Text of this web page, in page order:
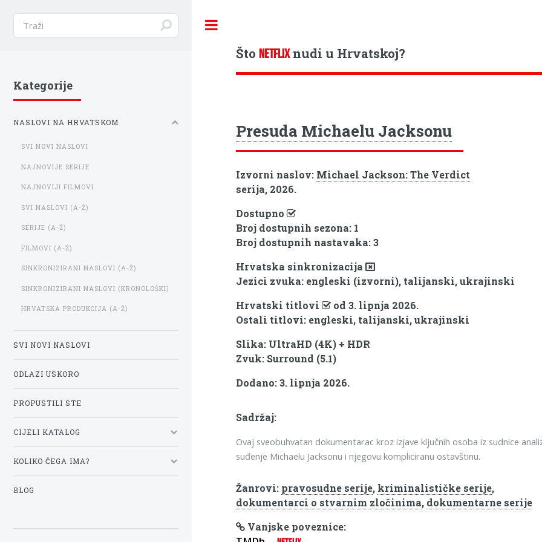
ŠtoNETFLIXnudi u Hrvatskoj?
Presuda Michaelu Jacksonu
Izvorni naslov: Michael Jackson: The Verdict
serija, 2026.
Dostupno
Broj dostupnih sezona: 1
Broj dostupnih nastavaka: 3
Hrvatska sinkronizacija
Jezici zvuka: engleski (izvorni), talijanski, ukrajinski
Hrvatski titlovi
od 3. lipnja 2026.
Ostali titlovi: engleski, talijanski, ukrajinski
Slika: UltraHD (4K) + HDR
Zvuk: Surround (5.1)
Dodano: 3. lipnja 2026.
Sadržaj:
Ovaj sveobuhvatan dokumentarac kroz izjave ključnih osoba iz sudnice
suđenje Michaelu Jacksonu i njegovu kompliciranu ostavštinu.
Žanrovi: pravosudne serije, kriminalističke serije,
dokumentarci o stvarnim zločinima, dokumentarne serije
Vanjske poveznice:
Kategorije
NASLOVI NA HRVATSKOM
SVI NOVI NASLOVI
NAJNOVIJE SERIJE
NAJNOVIJI FILMOVI
SVI NASLOVI (A-Ž)
SERIJE (A-Ž)
FILMOVI (A-Ž)
SINKRONIZIRANI NASLOVI (A-Ž)
SINKRONIZIRANI NASLOVI (KRONOLOŠKI)
HRVATSKA PRODUKCIJA (A-Ž)
SVI NOVI NASLOVI
ODLAZI USKORO
PROPUSTILI STE
CIJELI KATALOG
KOLIKO ČEGA IMA?
BLOG
Toggle